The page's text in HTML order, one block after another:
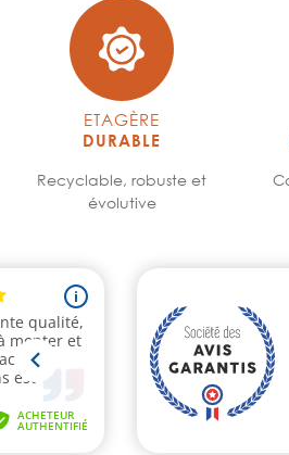
ETAGÈRE
DURABLE
Recyclable, robuste et
évolutive